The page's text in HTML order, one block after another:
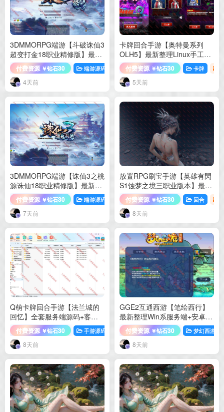
3DMMORPG端游【斗破诛仙3
超变打金18职业精修版】最新
整理Linux手工服务端+GM工
具+网页注册+PC客户端+详细
搭建教程
付费资源 ￥钻石30 端游源码 诛仙
4天前
卡牌回合手游【奥特曼系列
OLH5】最新整理Linux手工服
务端+加解密工具+CDK授权后
台+安卓苹果双端+详细搭建教
程+视频教程
付费资源 ￥钻石30 卡牌
5天前
3DMMORPG端游【诛仙3之桃
源诛仙18职业精修版】最新整
理Linux手工服务端+GM工具
+网页注册+PC客户端+详细搭
建教程
付费资源 ￥钻石30 端游源码 诛仙
7天前
放置RPG刷宝手游【英雄有閃
S1蚀梦之境三职业版本】最新
整理Linux手工服务端+加解密
工具+管理后台+代理后台
+CDK授权后台+安卓苹果双端
+详细搭建教程
付费资源 ￥钻石30 回合
8天前
Q萌卡牌回合手游【法兰城的
回忆】全套服务端源码+客户
端源码+策划文档
付费资源 ￥钻石30 手游源码 游戏源码
8天前
GGE2互通西游【笔绘西行】
最新整理Win系服务端+安卓苹
果PC三端+GM工具+全套源码
+详细搭建教程
付费资源 ￥钻石30 梦幻西游
8天前